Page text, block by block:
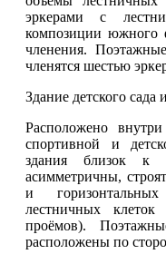
эркерами с
композиции южного
членения.
членятся шестью
Здание детского сада
Расположено
спортивной и
здания близок к
асимметричны,
и
лестничных
проёмов).
расположены по